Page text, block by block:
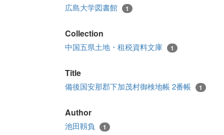
広島大学図書館 1
Collection
中国五県土地・租税資料文庫 1
Title
備後国安那郡下加茂村御検地帳 2番帳 1
Author
池田靱負 1